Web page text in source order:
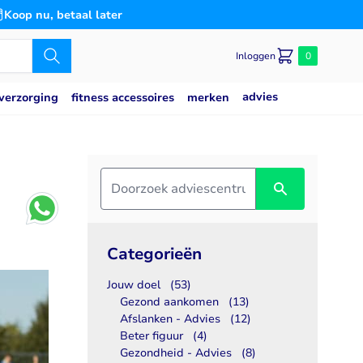
Koop nu, betaal later
Inloggen 0
Slaap
Blaas
Gemoedstoestand
Gewrichten
Hart & Bloedvaten
Hersenen
Immuunsysteem
fitness accessoires merken advies
Categorieën
Jouw doel
(53)
Gezond aankomen
(13)
Afslanken - Advies
(12)
Beter figuur
(4)
Gezondheid - Advies
(8)